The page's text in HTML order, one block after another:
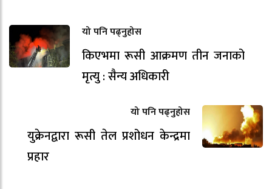
यो पनि पढ्नुहोस
किएभमा रूसी आक्रमण तीन जनाको
मृत्यु : सैन्य अधिकारी
यो पनि पढ्नुहोस
युक्रेनद्वारा रूसी तेल प्रशोधन केन्द्रमा
प्रहार